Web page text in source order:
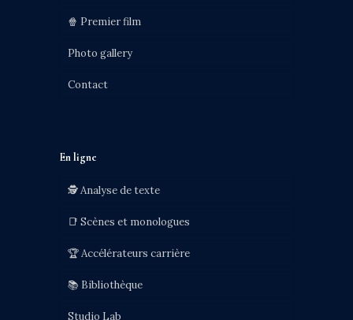
🍿 Premier film
Photo gallery
Contact
En ligne
🕵️ Analyse de texte
📑 Scènes et monologues
🏆 Accélérateurs carrière
📚 Bibliothèque
Studio Lab